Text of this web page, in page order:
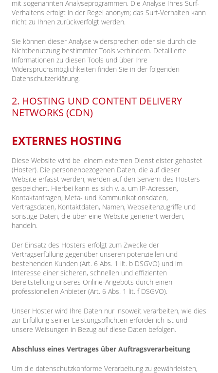
mit sogenannten Analyseprogrammen. Die Analyse Ihres Surf-
Verhaltens erfolgt in der Regel anonym; das Surf-Verhalten kann
nicht zu Ihnen zurückverfolgt werden.
Sie können dieser Analyse widersprechen oder sie durch die
Nichtbenutzung bestimmter Tools verhindern. Detaillierte
Informationen zu diesen Tools und über Ihre
Widerspruchsmöglichkeiten finden Sie in der folgenden
Datenschutzerklärung.
2. HOSTING UND CONTENT DELIVERY
NETWORKS (CDN)
EXTERNES HOSTING
Diese Website wird bei einem externen Dienstleister gehostet
(Hoster). Die personenbezogenen Daten, die auf dieser
Website erfasst werden, werden auf den Servern des Hosters
gespeichert. Hierbei kann es sich v. a. um IP-Adressen,
Kontaktanfragen, Meta- und Kommunikationsdaten,
Vertragsdaten, Kontaktdaten, Namen, Webseitenzugriffe und
sonstige Daten, die über eine Website generiert werden,
handeln.
Der Einsatz des Hosters erfolgt zum Zwecke der
Vertragserfüllung gegenüber unseren potenziellen und
bestehenden Kunden (Art. 6 Abs. 1 lit. b DSGVO) und im
Interesse einer sicheren, schnellen und effizienten
Bereitstellung unseres Online-Angebots durch einen
professionellen Anbieter (Art. 6 Abs. 1 lit. f DSGVO).
Unser Hoster wird Ihre Daten nur insoweit verarbeiten, wie dies
zur Erfüllung seiner Leistungspflichten erforderlich ist und
unsere Weisungen in Bezug auf diese Daten befolgen.
Abschluss eines Vertrages über Auftragsverarbeitung
Um die datenschutzkonforme Verarbeitung zu gewährleisten,